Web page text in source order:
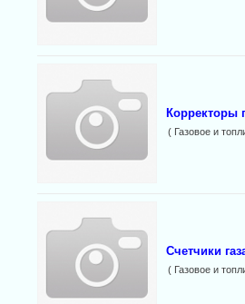
Корректоры
( Газовое и
Счетчики
( Газовое и